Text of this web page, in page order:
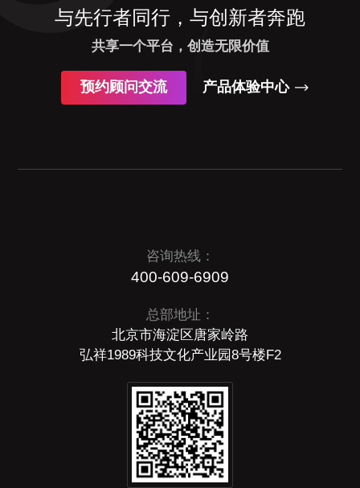
与先行者同行，与创新者奔跑
共享一个平台，创造无限价值
预约顾问交流 产品体验中心
咨询热线：
400-609-6909
总部地址：
北京市海淀区唐家岭路
弘祥1989科技文化产业园8号楼F2